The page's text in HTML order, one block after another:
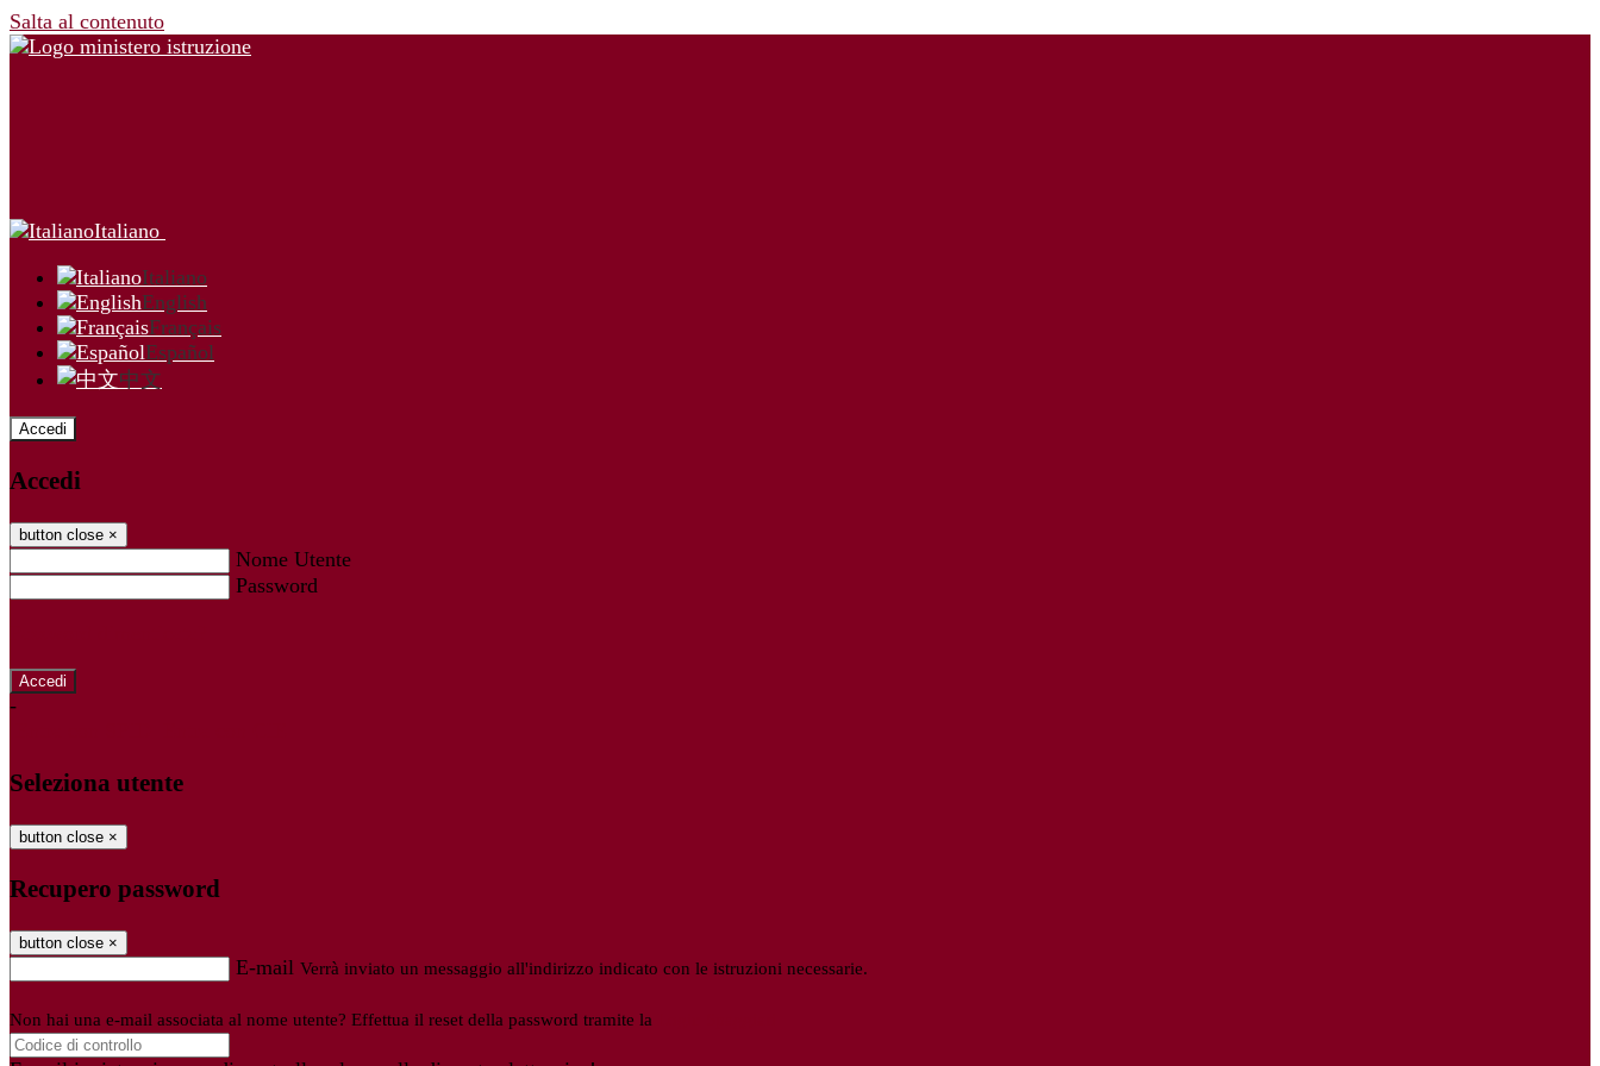
Salta al contenuto
Italiano
Italiano
English
Français
Español
中文
Accedi
Accedi
button close ×
Nome Utente
Password
-
Seleziona utente
button close ×
Recupero password
button close ×
E-mail Verrà inviato un messaggio all'indirizzo indicato con le istruzioni necessarie.
Non hai una e-mail associata al nome utente? Effettua il reset della password tramite la